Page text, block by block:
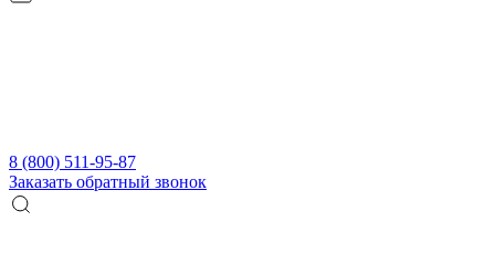
8 (800) 511-95-87
Заказать обратный звонок